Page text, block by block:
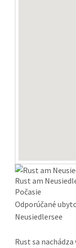
Rust am
Počasie
Odporúčané
Neusiedlersee
Rust sa